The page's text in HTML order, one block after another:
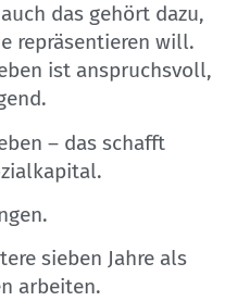
das gehört dazu,
repräsentieren will.
ist anspruchsvoll,
– das schafft
sieben Jahre als
arbeiten.